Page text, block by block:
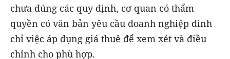
chưa đúng các quy định, cơ quan có thẩm
quyền có văn bản yêu cầu doanh nghiệp đình
chỉ việc áp dụng giá thuê để xem xét và điều
chỉnh cho phù hợp.